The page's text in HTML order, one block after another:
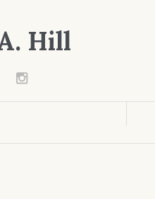
Hill